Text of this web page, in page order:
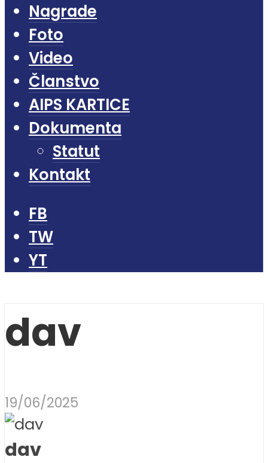
Nagrade
Foto
Video
Članstvo
AIPS KARTICE
Dokumenta
Statut
Kontakt
FB
TW
YT
dav
19/06/2025
dav